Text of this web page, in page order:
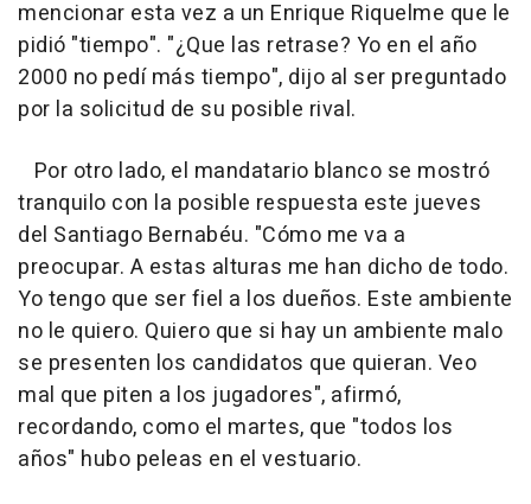
mencionar esta vez a un Enrique Riquelme que le
pidió "tiempo". "¿Que las retrase? Yo en el año
2000 no pedí más tiempo", dijo al ser preguntado
por la solicitud de su posible rival.
Por otro lado, el mandatario blanco se mostró
tranquilo con la posible respuesta este jueves
del Santiago Bernabéu. "Cómo me va a
preocupar. A estas alturas me han dicho de todo.
Yo tengo que ser fiel a los dueños. Este ambiente
no le quiero. Quiero que si hay un ambiente malo
se presenten los candidatos que quieran. Veo
mal que piten a los jugadores", afirmó,
recordando, como el martes, que "todos los
años" hubo peleas en el vestuario.